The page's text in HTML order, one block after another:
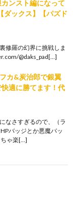
ンスト編になって
ダックス】【パズド
修羅の幻界に挑戦しま
@daks_pad[…]
カ&炭治郎で銀翼
適に勝てます！代
なさすぎるので、（ラ
バッジとか悪魔バッ
ちゃ楽[…]